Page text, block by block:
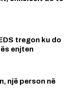
tregon ku do
enjten
një person në